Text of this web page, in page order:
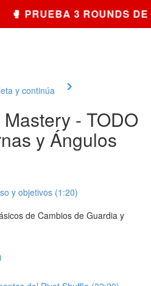
PRUEBA 3 ROUNDS
y continúa
- TODO
y Ángulos
y objetivos (1:20)
de Cambios de Guardia y